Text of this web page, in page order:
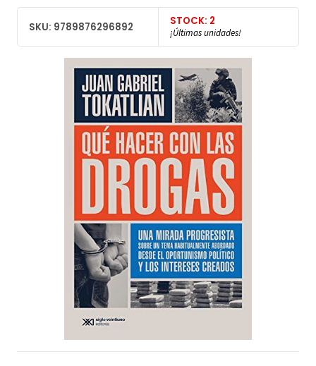
SKU: 9789876296892 STOCK: 2
¡Últimas unidades!